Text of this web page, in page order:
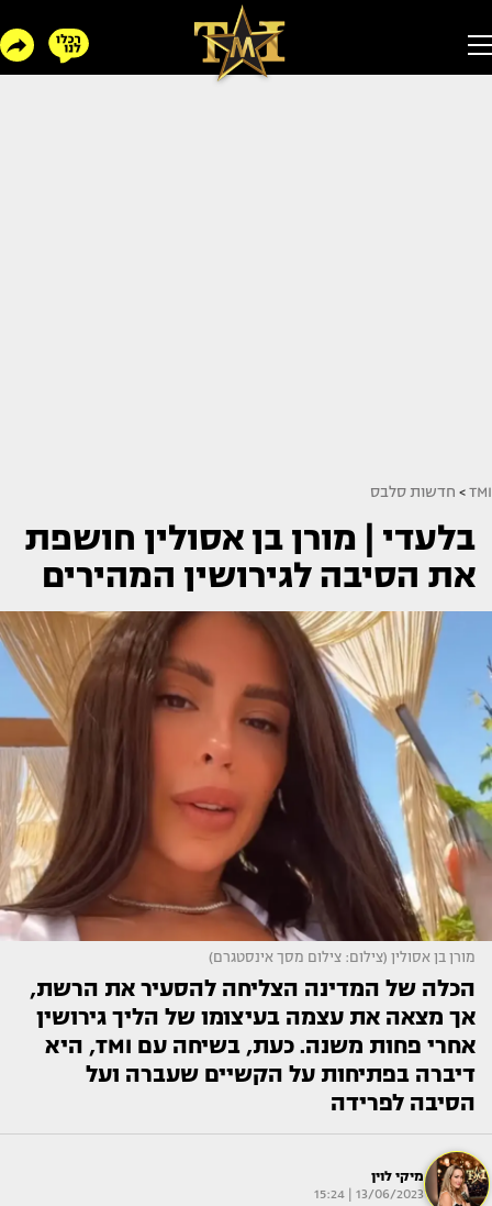
TMI
> חדשות סלבס
בלעדי | מורן בן אסולין חושפת
את הסיבה לגירושין המהירים
מורן בן אסולין (צילום: צילום מסך אינסטגרם)
הכלה של המדינה הצליחה להסעיר את הרשת,
אך מצאה את עצמה בעיצומו של הליך גירושין
אחרי פחות משנה. כעת, בשיחה עם TMI, היא
דיברה בפתיחות על הקשיים שעברה ועל
הסיבה לפרידה
מיקי לוין
13/06/2023 | 15:24